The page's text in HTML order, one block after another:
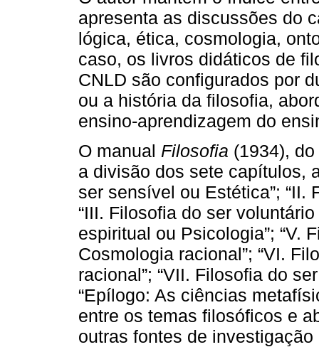
apresenta as discussões do
lógica, ética, cosmologia,
caso, os livros didáticos de
CNLD são configurados por
ou a história da filosofia,
ensino-aprendizagem do
O manual Filosofia (1934),
a divisão dos sete capítulos,
ser sensível ou Estética”; “II.
“III. Filosofia do ser
espiritual ou Psicologia”; “V.
Cosmologia racional”; “VI.
racional”; “VII. Filosofia do
“Epílogo: As ciências
entre os temas filosóficos e
outras fontes de